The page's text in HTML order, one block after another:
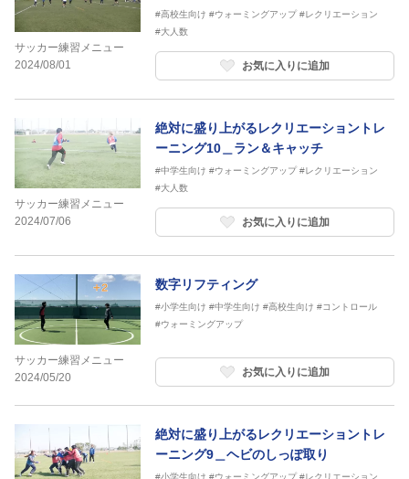
サッカー練習メニュー
2024/08/01
ーム
#高校生向け #ウォーミングアップ #レクリエーション
#大人数
お気に入りに追加
サッカー練習メニュー
2024/07/06
絶対に盛り上がるレクリエーショントレ
ーニング10＿ラン＆キャッチ
#中学生向け #ウォーミングアップ #レクリエーション
#大人数
お気に入りに追加
サッカー練習メニュー
2024/05/20
数字リフティング
#小学生向け #中学生向け #高校生向け #コントロール
#ウォーミングアップ
お気に入りに追加
絶対に盛り上がるレクリエーショントレ
ーニング9＿ヘビのしっぽ取り
#小学生向け #ウォーミングアップ #レクリエーション